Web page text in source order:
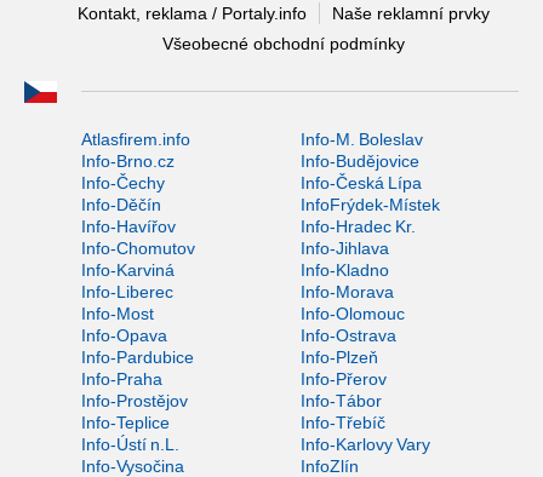
Kontakt, reklama / Portaly.info
Naše reklamní prvky
Všeobecné obchodní podmínky
Atlasfirem.info
Info-M. Boleslav
Info-Brno.cz
Info-Budějovice
Info-Čechy
Info-Česká Lípa
Info-Děčín
InfoFrýdek-Místek
Info-Havířov
Info-Hradec Kr.
Info-Chomutov
Info-Jihlava
Info-Karviná
Info-Kladno
Info-Liberec
Info-Morava
Info-Most
Info-Olomouc
Info-Opava
Info-Ostrava
Info-Pardubice
Info-Plzeň
Info-Praha
Info-Přerov
Info-Prostějov
Info-Tábor
Info-Teplice
Info-Třebíč
Info-Ústí n.L.
Info-Karlovy Vary
Info-Vysočina
InfoZlín